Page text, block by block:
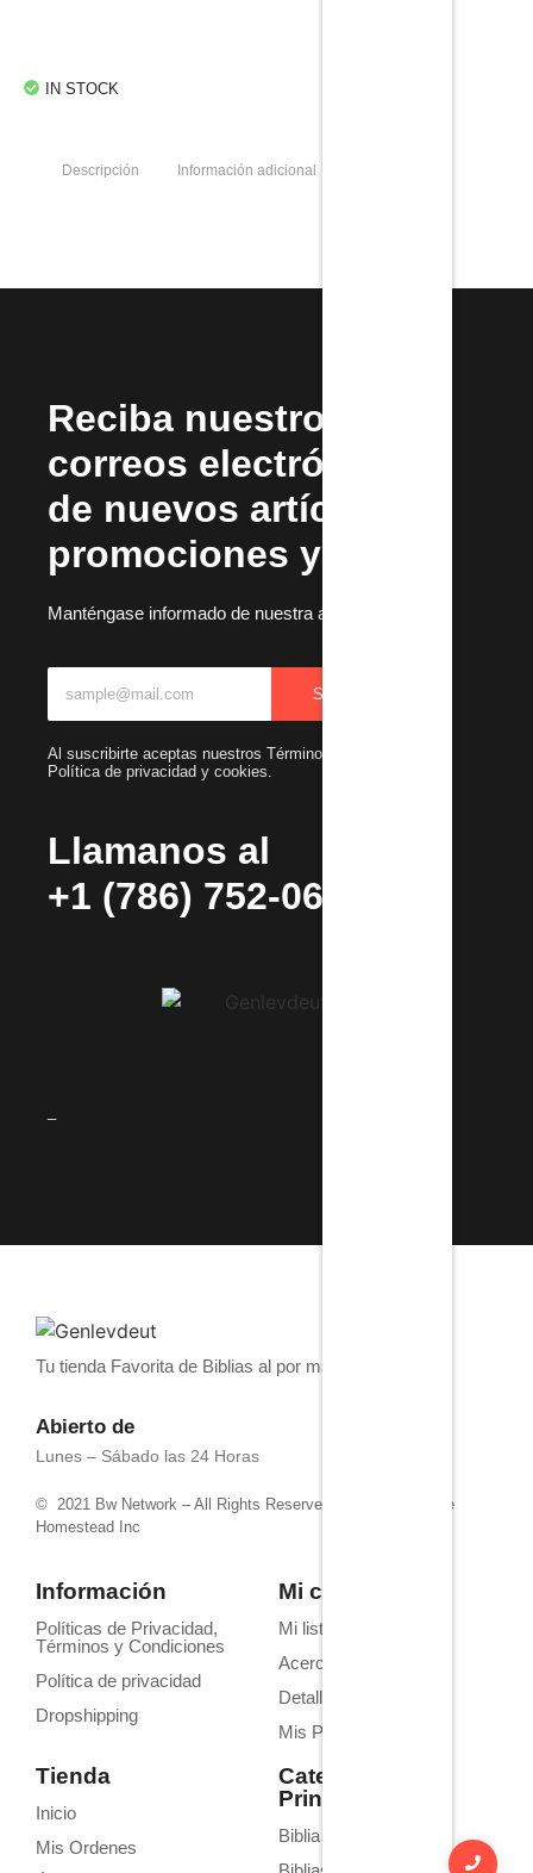
IN STOCK
Descripción Información adicional
Reciba nuestros
correos electrónicos
de nuevos artículos,
promociones y más.
Manténgase informado de nuestra actualizaciones
SUBSCRIBIR
Al suscribirte aceptas nuestros Términos y condiciones y
Política de privacidad y cookies.
Llamanos al
+1 (786) 752-0692
Tu tienda Favorita de Biblias al por mayor
Abierto de
Lunes – Sábado las 24 Horas
© 2021 Bw Network – All Rights Reserved. Powered by 4life
Homestead Inc
Información
Políticas de Privacidad,
Términos y Condiciones
Política de privacidad
Dropshipping
Mi cuenta
Mi lista de deseos
Acerca de Nosotros
Detalles de la cuenta
Mis Pedidos
Tienda
Inicio
Mis Ordenes
Categorías
Principales
Biblia Homilética